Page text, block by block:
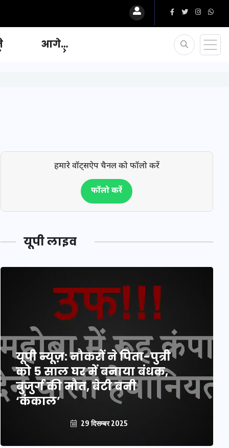
आगे…
हमारे वॉट्सऐप चैनल को फॉलो करें
फॉलो करें
यूपी लाइव
यूपी न्यूज़: नौकरों ने पिता-पुत्री
को 5 साल घर में बनाया बंधक,
बुजुर्ग की मौत, बेटी बनी
‘कंकाल’
29 दिसम्बर 2025